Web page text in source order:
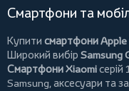
Смартфони та
Купити смартфони Apple
Широкий вибір Samsung
Смартфони Xiaomiсерій
Samsung, аксесуари та